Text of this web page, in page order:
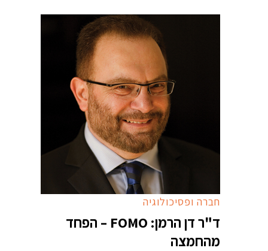
חברה ופסיכולוגיה
ד"ר דן הרמן: FOMO – הפחד
מהחמצה